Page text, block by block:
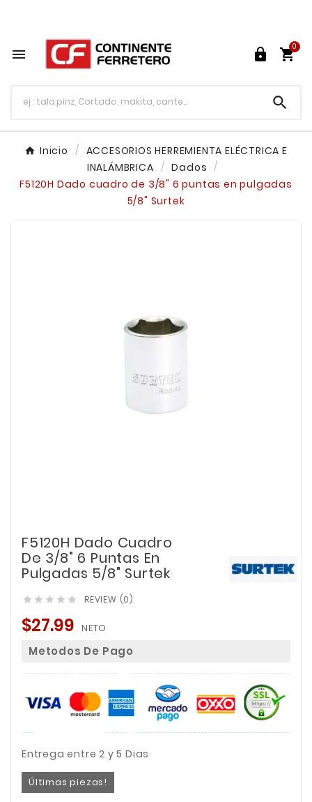
  
0

Inicio
ACCESORIOS HERREMIENTA ELÉCTRICA E
INALÁMBRICA
Dados
F5120H Dado cuadro de 3/8" 6 puntas en pulgadas
5/8" Surtek
F5120H Dado Cuadro
De 3/8" 6 Puntas En
Pulgadas 5/8" Surtek
     REVIEW (0)
$27.99 NETO
Metodos De Pago
Entrega entre 2 y 5 Dias
Últimas piezas!